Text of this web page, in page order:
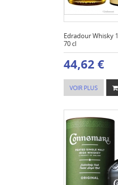
Edradour Whisky
70 cl
44,62 €
VOIR PLUS